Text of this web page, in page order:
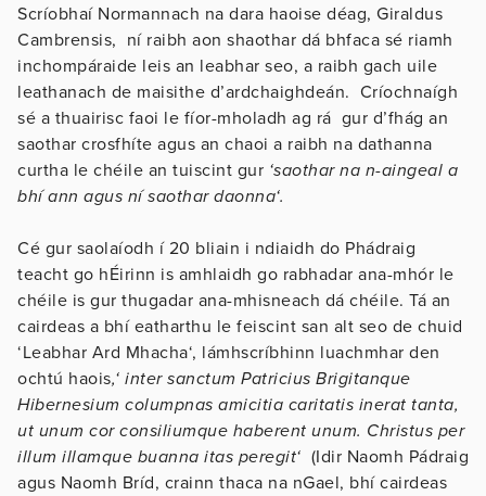
Scríobhaí Normannach na dara haoise déag, Giraldus
Cambrensis, ní raibh aon shaothar dá bhfaca sé riamh
inchompáraide leis an leabhar seo, a raibh gach uile
leathanach de maisithe d’ardchaighdeán. Críochnaígh
sé a thuairisc faoi le fíor-mholadh ag rá gur d’fhág an
saothar crosfhíte agus an chaoi a raibh na dathanna
curtha le chéile an tuiscint gur ‘saothar na n-aingeal a
bhí ann agus ní saothar daonna‘.
Cé gur saolaíodh í 20 bliain i ndiaidh do Phádraig
teacht go hÉirinn is amhlaidh go rabhadar ana-mhór le
chéile is gur thugadar ana-mhisneach dá chéile. Tá an
cairdeas a bhí eatharthu le feiscint san alt seo de chuid
‘Leabhar Ard Mhacha‘, lámhscríbhinn luachmhar den
ochtú haois,‘ inter sanctum Patricius Brigitanque
Hibernesium columpnas amicitia caritatis inerat tanta,
ut unum cor consiliumque haberent unum. Christus per
illum illamque buanna itas peregit‘ (Idir Naomh Pádraig
agus Naomh Bríd, crainn thaca na nGael, bhí cairdeas